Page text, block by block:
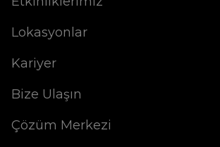
Lokasyonlar
Kariyer
Bize Ulaşın
Çözüm Merkezi